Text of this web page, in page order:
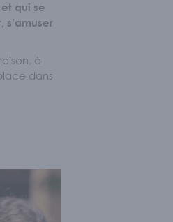
enseignant
qui se
s’amuser
à
dans